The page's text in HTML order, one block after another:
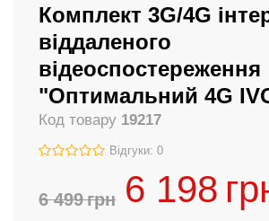
Комплект 3G/4G
віддаленого
відеоспостереження
"Оптимальний 4G
Код товару 19217
Відгуки: 0
6 499грн 6 198